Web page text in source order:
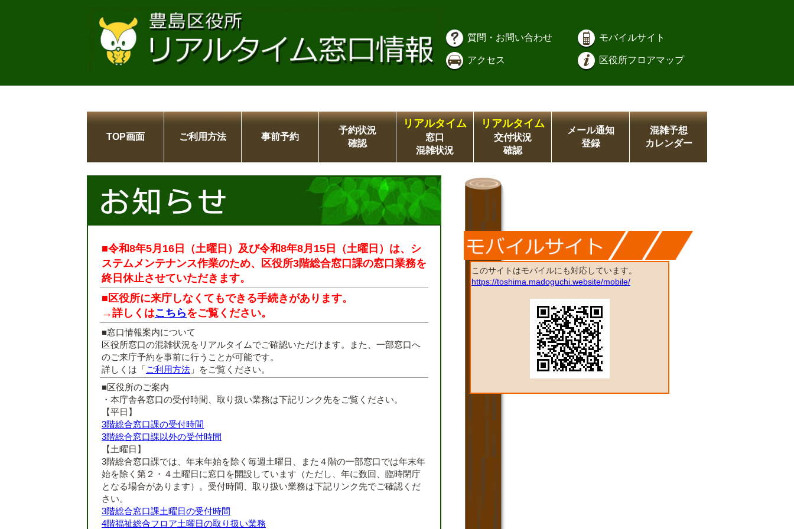
質問・お問い合わせ モバイルサイト
アクセス 区役所フロアマップ
TOP画面 ご利用方法 事前予約
予約状況
確認
リアルタイム
窓口
混雑状況
リアルタイム
交付状況
確認
メール通知
登録
混雑予想
カレンダー
■令和8年5月16日（土曜日）及び令和8年8月15日（土曜日）は、シ
ステムメンテナンス作業のため、区役所3階総合窓口課の窓口業務を
終日休止させていただきます。
■区役所に来庁しなくてもできる手続きがあります。
→詳しくはこちらをご覧ください。
■窓口情報案内について
区役所窓口の混雑状況をリアルタイムでご確認いただけます。また、一部窓口へ
のご来庁予約を事前に行うことが可能です。
詳しくは「ご利用方法 」をご覧ください。
■区役所のご案内
・本庁舎各窓口の受付時間、取り扱い業務は下記リンク先をご覧ください。
【平日】
3階総合窓口課の受付時間
3階総合窓口課以外の受付時間
【土曜日】
3階総合窓口課では、年末年始を除く毎週土曜日、また４階の一部窓口では年末年
始を除く第２・４土曜日に窓口を開設しています（ただし、年に数回、臨時閉庁
となる場合があります）。受付時間、取り扱い業務は下記リンク先でご確認くだ
さい。
3階総合窓口課土曜日の受付時間
4階福祉総合フロア土曜日の取り扱い業務
このサイトはモバイルにも対応しています。
https://toshima.madoguchi.website/mobile/